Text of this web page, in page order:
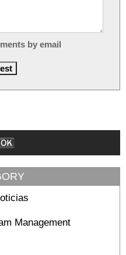
by email
Management